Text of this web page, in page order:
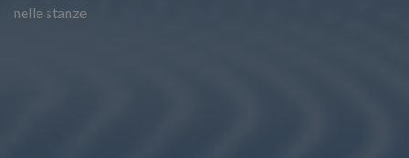
nelle stanze